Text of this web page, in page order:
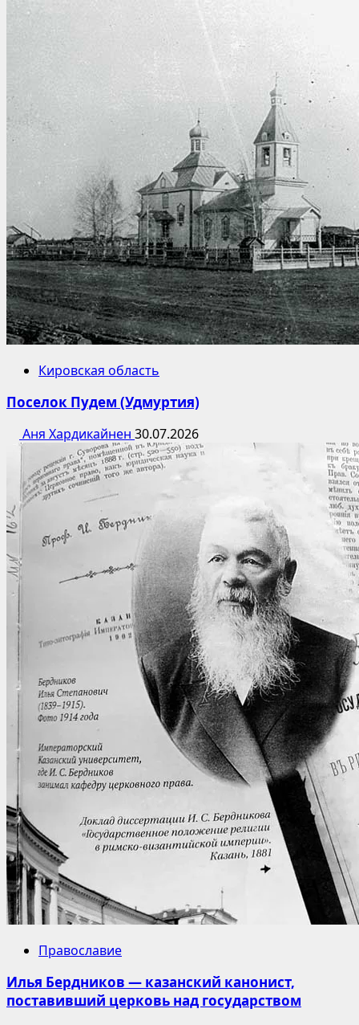
Кировская область
Поселок Пудем (Удмуртия)
Аня Хардикайнен 30.07.2026
Православие
Илья Бердников — казанский канонист,
поставивший церковь над государством